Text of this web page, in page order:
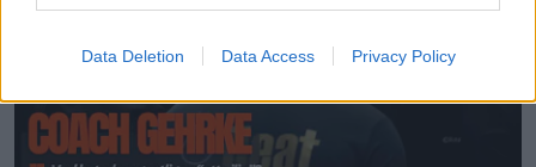
Data Deletion Data Access Privacy Policy